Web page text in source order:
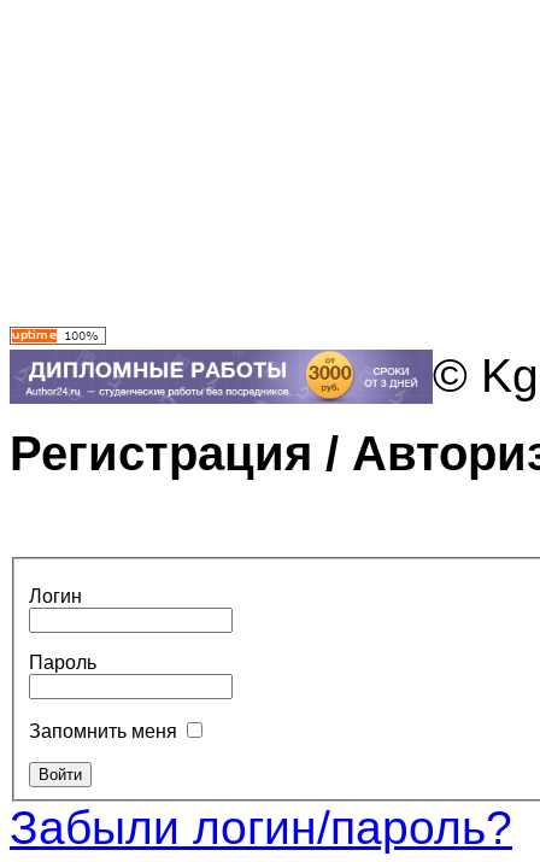
©
Регистрация /
Логин
Пароль
Запомнить меня
Забыли логин/пароль?